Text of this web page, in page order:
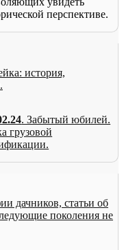
перспективе.
история,
. Забытый юбилей.
грузовой
дачников, статьи об
поколения не